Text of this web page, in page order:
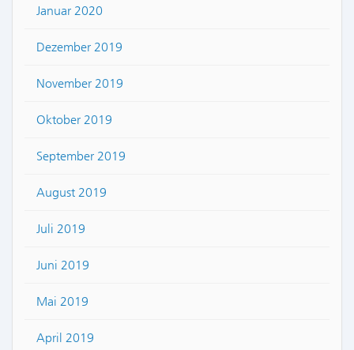
Januar 2020
Dezember 2019
November 2019
Oktober 2019
September 2019
August 2019
Juli 2019
Juni 2019
Mai 2019
April 2019